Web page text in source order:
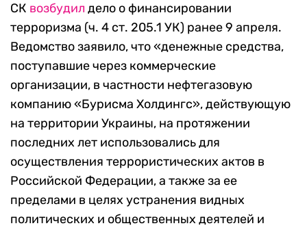
СК возбудил дело о финансировании
терроризма (ч. 4 ст. 205.1 УК) ранее 9 апреля.
Ведомство заявило, что «денежные средства,
поступавшие через коммерческие
организации, в частности нефтегазовую
компанию «Бурисма Холдингс», действующую
на территории Украины, на протяжении
последних лет использовались для
осуществления террористических актов в
Российской Федерации, а также за ее
пределами в целях устранения видных
политических и общественных деятелей и